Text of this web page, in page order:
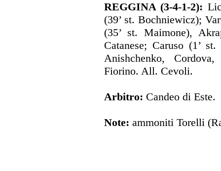
REGGINA (3-4-1-2):
(39’ st. Bochniewicz);
(35’ st. Maimone),
Catanese; Caruso (1’
Anishchenko,
Fiorino. All. Cevoli.
Arbitro: Candeo di Este.
Note: ammoniti Torelli